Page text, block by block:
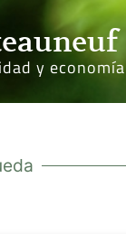
y economía